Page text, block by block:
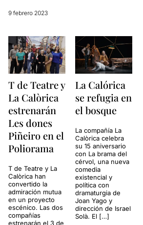
9 febrero 2023
T de Teatre y
La Calòrica
estrenarán
Les dones
Piñeiro en el
Poliorama
T de Teatre y La
Calòrica han
convertido la
admiración mutua
en un proyecto
escénico. Las dos
compañías
estrenarán el 3 de
La Calórica
se refugia en
el bosque
La compañía La
Calòrica celebra
su 15 aniversario
con La brama del
cérvol, una nueva
comedia
existencial y
política con
dramaturgia de
Joan Yago y
dirección de Israel
Solà. El […]